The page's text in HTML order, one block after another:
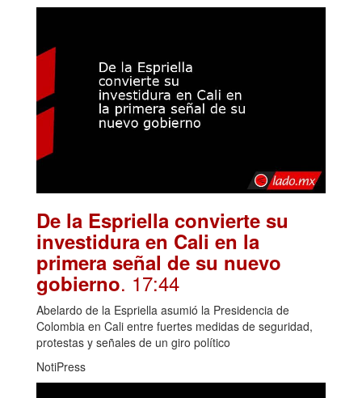
De la Espriella convierte su
investidura en Cali en la
primera señal de su nuevo
gobierno. 17:44
Abelardo de la Espriella asumió la Presidencia de
Colombia en Cali entre fuertes medidas de seguridad,
protestas y señales de un giro político
NotiPress